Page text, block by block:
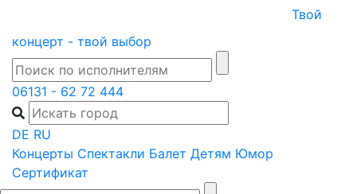
content
Твой
концерт - твой выбор
06131 - 62 72 444
DE RU
Концерты Спектакли Балет Детям Юмор
Сертификат